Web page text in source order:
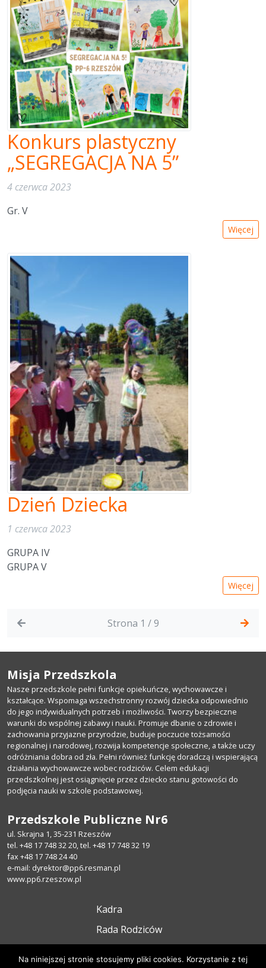
Konkurs plastyczny
„SEGREGACJA NA 5”
4 czerwca 2023
Gr. V
Więcej
Dzień Dziecka
1 czerwca 2023
GRUPA IV
GRUPA V
Więcej
Strona 1 / 9
Misja Przedszkola
Nasze przedszkole pełni funkcje opiekuńcze, wychowawcze i
kształcące. Wspomaga wszechstronny rozwój dziecka odpowiednio
do jego indywidualnych potrzeb i możliwości. Tworzy bezpieczne
warunki do wspólnej zabawy i nauki. Promuje dbanie o zdrowie i
zachowania przyjazne przyrodzie, buduje poczucie tożsamości
regionalnej i narodowej, rozwija kompetencje społeczne, a także uczy
odróżniania dobra od zła. Pełni również funkcję doradczą i wspierającą
działania wychowawcze wobec rodziców. Celem edukacji
przedszkolnej jest osiągnięcie przez dziecko stanu gotowości do
podjęcia nauki w szkole podstawowej.
Przedszkole Publiczne Nr6
ul. Skrajna 1,35-231 Rzeszów
tel. +48 17 748 32 20,tel. +48 17 748 32 19
fax +48 17 748 24 40
e-mail: dyrektor@pp6.resman.pl
www.pp6.rzeszow.pl
Kadra
Rada Rodziców
Na niniejszej stronie stosujemy pliki cookies. Korzystanie z tej